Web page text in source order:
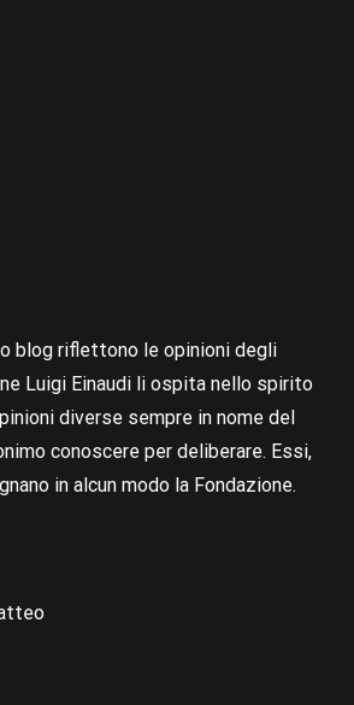
blog riflettono le opinioni degli
Luigi Einaudi li ospita nello spirito
diverse sempre in nome del
conoscere per deliberare. Essi,
in alcun modo la Fondazione.